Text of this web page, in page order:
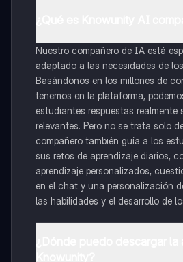
Nuestro compañero de IA está
adaptado a las necesidades de
Basándonos en los millones de
tenemos en la plataforma,
estudiantes respuestas
relevantes. Pero no se trata solo
compañero también guía a los
sus retos de aprendizaje diarios,
aprendizaje personalizados,
en el chat y una personalización
las habilidades y el desarrollo de